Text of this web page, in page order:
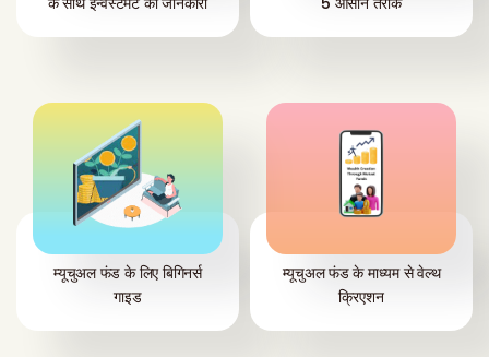
म्यूचुअल फंड के लिए बिगिनर्स
गाइड
म्यूचुअल फंड के माध्यम से वेल्थ
क्रिएशन